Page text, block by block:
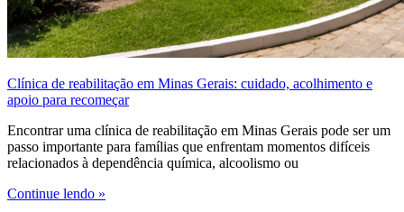
Clínica de reabilitação em Minas Gerais: cuidado, acolhimento e
apoio para recomeçar
Encontrar uma clínica de reabilitação em Minas Gerais pode ser um
passo importante para famílias que enfrentam momentos difíceis
relacionados à dependência química, alcoolismo ou
Continue lendo »